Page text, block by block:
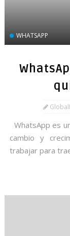
WHATSAPP
WhatsApp es
cambio y
trabajar para